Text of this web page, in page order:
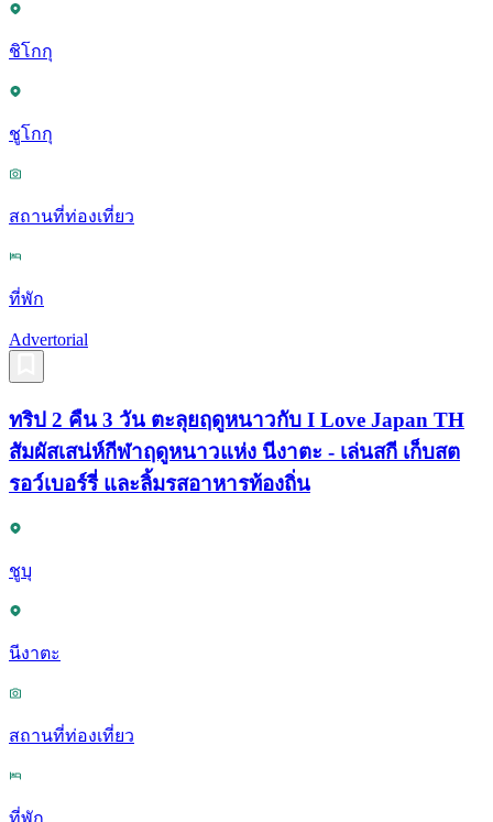
ชิโกกุ
ชูโกกุ
สถานที่ท่องเที่ยว
ที่พัก
Advertorial
ทริป 2 คืน 3 วัน ตะลุยฤดูหนาวกับ I Love Japan TH
สัมผัสเสน่ห์กีฬาฤดูหนาวแห่ง นีงาตะ - เล่นสกี เก็บสต
รอว์เบอร์รี่ และลิ้มรสอาหารท้องถิ่น
ชูบุ
นีงาตะ
สถานที่ท่องเที่ยว